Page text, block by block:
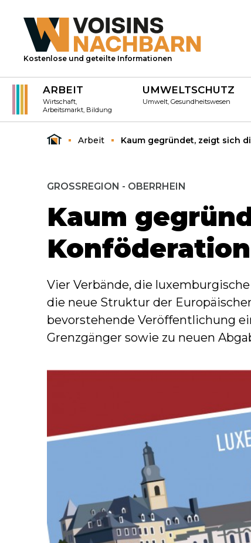
Kostenlose und geteilte Informationen
ARBEIT
Wirtschaft,
Arbeitsmarkt, Bildung
UMWELTSCHUTZ
Umwelt, Gesundheitswesen
Arbeit Kaum gegründet, zeigt sich
GROSSREGION - OBERRHEIN
Kaum
Vier Verbände, die
die neue Struktur der
bevorstehende Veröffentlichung
Grenzgänger sowie zu neuen